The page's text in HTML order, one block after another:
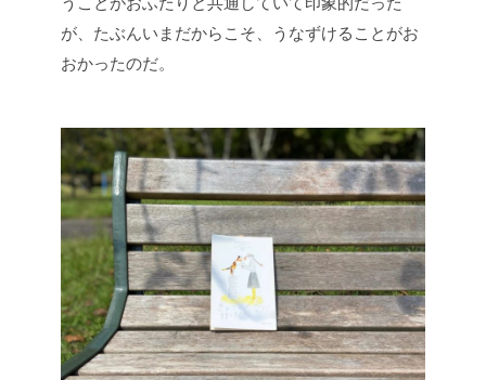
が、たぶんいまだからこそ、うなずけることがお
おかったのだ。